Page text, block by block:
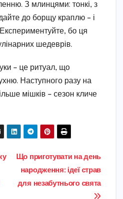
З млинцями: тонкі, з
до борщу краплю – і
бо ця
шедеврів.
– це ритуал, що
Наступного разу на
мішків – сезон кличе
Що приготувати на день
народження: ідеї страв
для незабутнього свята